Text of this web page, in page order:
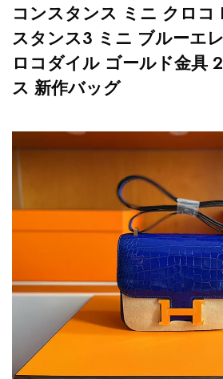
コンスタンス ミニ クロコ
スタンス3 ミニ ブルーエ
ロコダイル ゴールド金具
ス 新作バッグ